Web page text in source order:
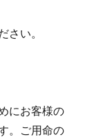
さい。
にお客様の
。ご用命の